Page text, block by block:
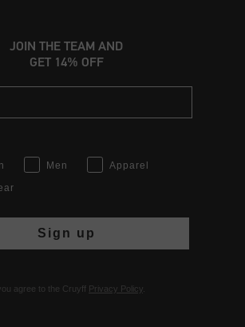
JOIN THE TEAM AND
GET 14% OFF
Men
Apparel
Sign up
agree to the Cruyff Privacy Policy